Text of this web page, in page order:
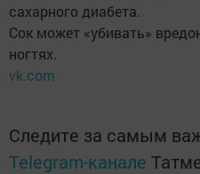
сахарного диабета.
Сок может «убивать»
ногтях.
vk.com
Следите за самым
Telegram-канале